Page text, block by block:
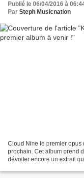
Publié le 06/04/2016 à
Par Steph Musicnation
Cloud Nine le premier opus
prochain. Cet album prend
dévoiler encore un extrait